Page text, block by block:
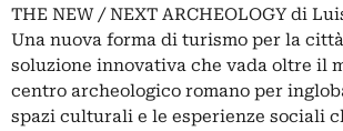
THE NEW / NEXT ARCHEOLOGY di
Una nuova forma di turismo per la
soluzione innovativa che vada oltre il
centro archeologico romano per
spazi culturali e le esperienze sociali